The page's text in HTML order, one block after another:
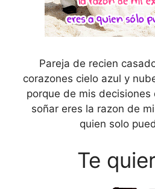
Pareja de recien
corazones cielo azul y
porque de mis decisiones
soñar eres la razon de
quien solo
Te